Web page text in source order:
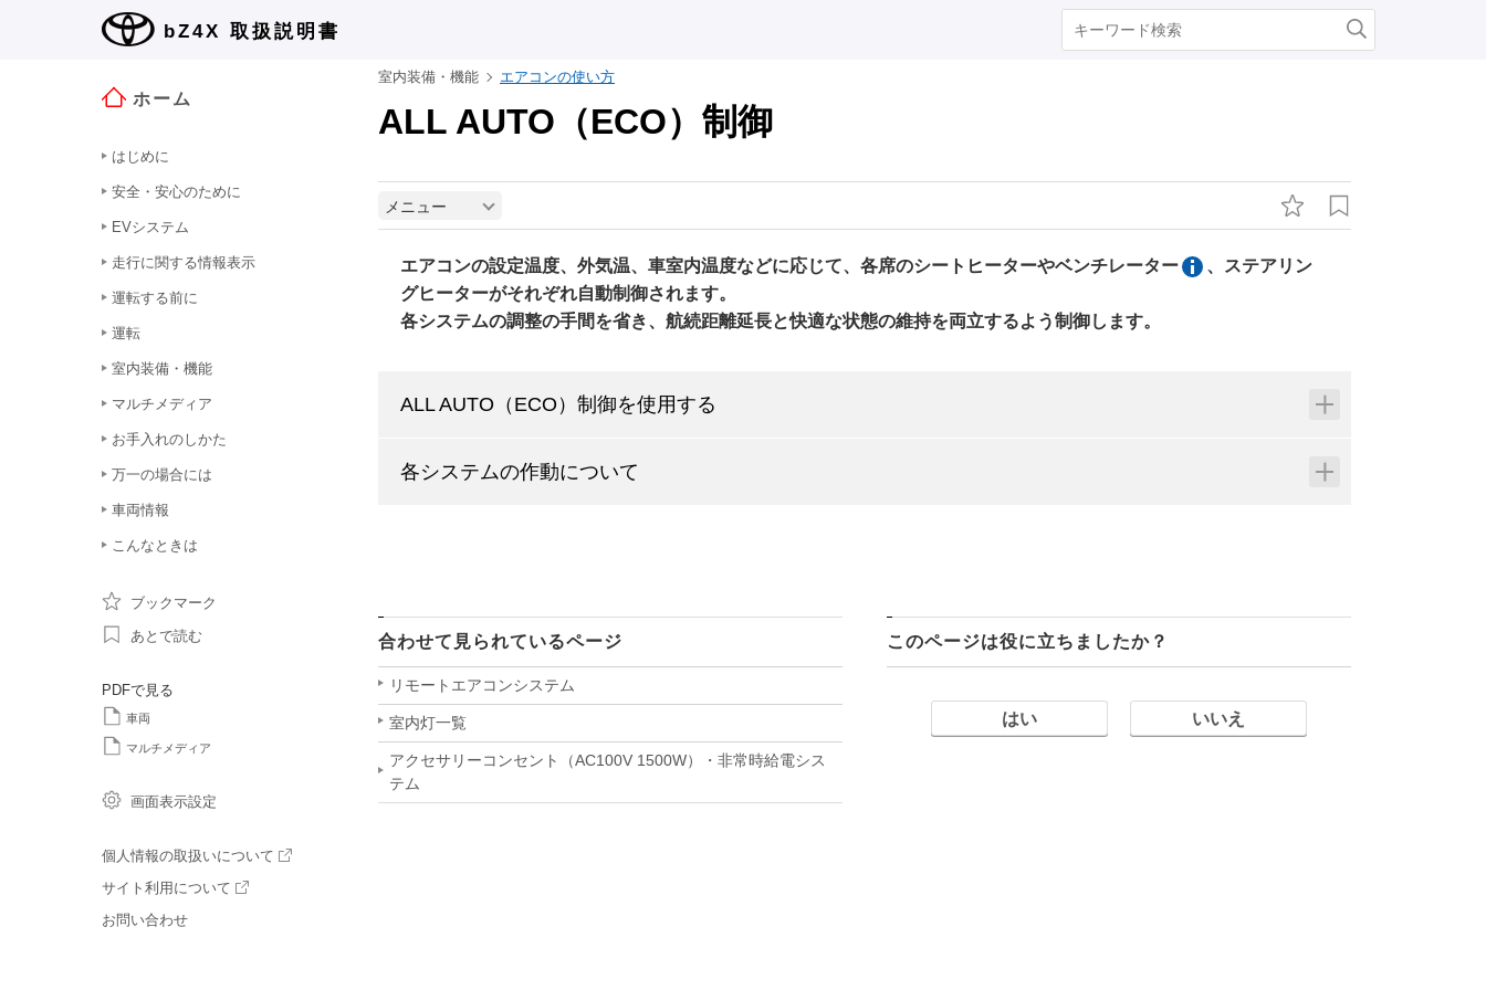
bZ4X 取扱説明書
ホーム
はじめに
安全・安心のために
EVシステム
走行に関する情報表示
運転する前に
運転
室内装備・機能
マルチメディア
お手入れのしかた
万一の場合には
車両情報
こんなときは
ブックマーク
あとで読む
PDFで見る
車両
マルチメディア
画面表示設定
個人情報の取扱いについて
サイト利用について
お問い合わせ
室内装備・機能 エアコンの使い方
ALL AUTO（ECO）制御
メニュー
エアコンの設定温度、外気温、車室内温度などに応じて、各席のシートヒーターやベンチレーター
、ステアリン
グヒーターがそれぞれ自動制御されます。
各システムの調整の手間を省き、航続距離延長と快適な状態の維持を両立するよう制御します。
ALL AUTO（ECO）制御を使用する
各システムの作動について
合わせて見られているページ
リモートエアコンシステム
室内灯一覧
アクセサリーコンセント（AC100V 1500W）・非常時給電シス
テム
このページは役に立ちましたか？
はい いいえ